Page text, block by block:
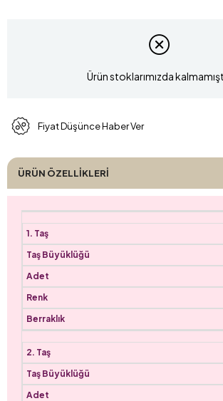
Ürün stoklarımızda
Fiyat Düşünce Haber Ver
ÜRÜN ÖZELLIKLERI